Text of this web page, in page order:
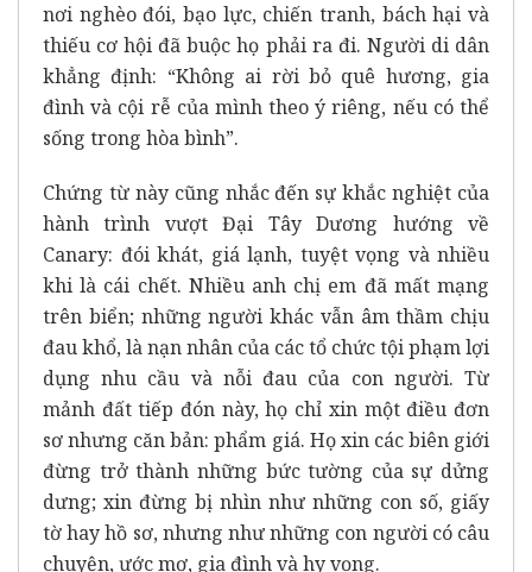
nơi nghèo đói, bạo lực, chiến tranh, bách hại và
thiếu cơ hội đã buộc họ phải ra đi. Người di dân
khẳng định: “Không ai rời bỏ quê hương, gia
đình và cội rễ của mình theo ý riêng, nếu có thể
sống trong hòa bình”.
Chứng từ này cũng nhắc đến sự khắc nghiệt của
hành trình vượt Đại Tây Dương hướng về
Canary: đói khát, giá lạnh, tuyệt vọng và nhiều
khi là cái chết. Nhiều anh chị em đã mất mạng
trên biển; những người khác vẫn âm thầm chịu
đau khổ, là nạn nhân của các tổ chức tội phạm lợi
dụng nhu cầu và nỗi đau của con người. Từ
mảnh đất tiếp đón này, họ chỉ xin một điều đơn
sơ nhưng căn bản: phẩm giá. Họ xin các biên giới
đừng trở thành những bức tường của sự dửng
dưng; xin đừng bị nhìn như những con số, giấy
tờ hay hồ sơ, nhưng như những con người có câu
chuyện, ước mơ, gia đình và hy vọng.